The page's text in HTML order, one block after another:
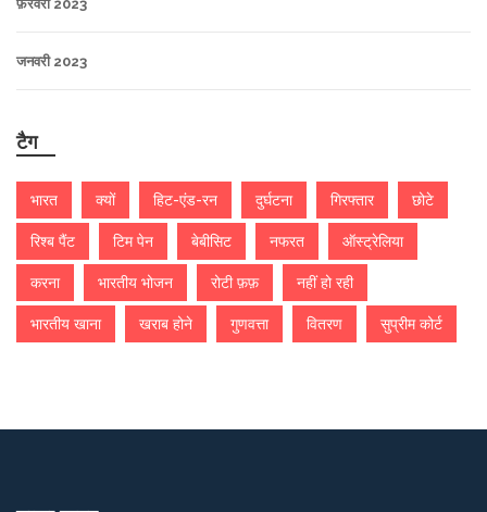
फ़रवरी 2023
जनवरी 2023
टैग
भारत क्यों हिट-एंड-रन दुर्घटना गिरफ्तार छोटे
रिश्ब पैंट टिम पेन बेबीसिट नफरत ऑस्ट्रेलिया
करना भारतीय भोजन रोटी फ़फ़ नहीं हो रही
भारतीय खाना खराब होने गुणवत्ता वितरण सुप्रीम कोर्ट